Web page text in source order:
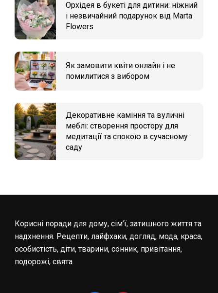
Орхідея в букеті для дитини: ніжний
і незвичайний подарунок від Marta
Flowers
Як замовити квіти онлайн і не
помилитися з вибором
Декоративне каміння та вуличні
меблі: створення простору для
медитації та спокою в сучасному
саду
Корисні поради для дому, сім’ї, затишного життя та
надхнення. Рецепти, лайфхаки, догляд, мода, краса,
особистість, діти, тварини, сонник, привітання,
подорожі, свята.